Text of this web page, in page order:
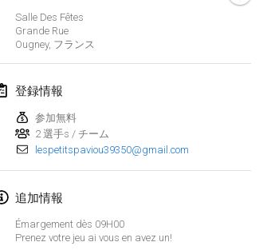
Salle Des Fêtes
Grande Rue
Ougney, フランス
登録情報
参加無料
2 選手s / チーム
lespetitspaviou39350@gmail.com
追加情報
Émargement dès 09H00
Prenez votre jeu ai vous en avez un!
2025年2月
US Mölkky Winter
2025年2月7日
Open des vendanges tardives
2025年2月8日|フランス
Indoor de la CASAS